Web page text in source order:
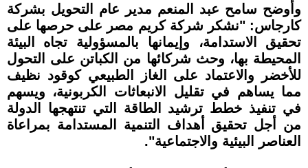
وأوضح سامح عبد المنعم مدير عام التحويل بشركة
كارجاس: "نشكر شركة كريم مصر على حرصها على
تحقيق الاستدامة، وإيمانها بالمسؤولية تجاه البيئة
المحيطة بها، وحث شركائها من الكباتن على التحول
للأخضر والاعتماد على الغاز الطبيعي كوقود نظيف
مما يساهم في تقليل الانبعاثات الكربونية، ويسهم
في تنفيذ خطط ترشيد الطاقة التي تنتهجها الدولة
من أجل تحقيق أهداف التنمية المستدامة بمراعاة
العناصر البيئية والاجتماعية".